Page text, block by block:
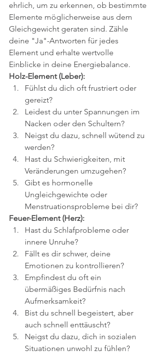
ehrlich, um zu erkennen, ob bestimmte
Elemente möglicherweise aus dem
Gleichgewicht geraten sind. Zähle
deine "Ja"-Antworten für jedes
Element und erhalte wertvolle
Einblicke in deine Energiebalance.
Holz-Element (Leber):
Fühlst du dich oft frustriert oder
gereizt?
Leidest du unter Spannungen im
Nacken oder den Schultern?
Neigst du dazu, schnell wütend zu
werden?
Hast du Schwierigkeiten, mit
Veränderungen umzugehen?
Gibt es hormonelle
Ungleichgewichte oder
Menstruationsprobleme bei dir?
Feuer-Element (Herz):
Hast du Schlafprobleme oder
innere Unruhe?
Fällt es dir schwer, deine
Emotionen zu kontrollieren?
Empfindest du oft ein
übermäßiges Bedürfnis nach
Aufmerksamkeit?
Bist du schnell begeistert, aber
auch schnell enttäuscht?
Neigst du dazu, dich in sozialen
Situationen unwohl zu fühlen?